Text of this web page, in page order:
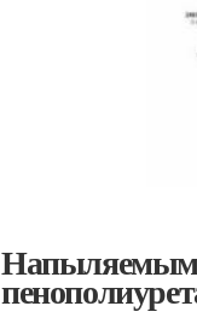
Напыляемым